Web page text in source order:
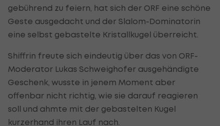
gebührend zu feiern, hat sich der ORF eine schöne
Geste ausgedacht und der Slalom-Dominatorin
eine selbst gebastelte Kristallkugel überreicht.
Shiffrin freute sich eindeutig über das von ORF-
Moderator Lukas Schweighofer ausgehändigte
Geschenk, wusste in jenem Moment aber
offenbar nicht richtig, wie sie darauf reagieren
soll und ahmte mit der gebastelten Kugel
kurzerhand ihren Lauf nach.